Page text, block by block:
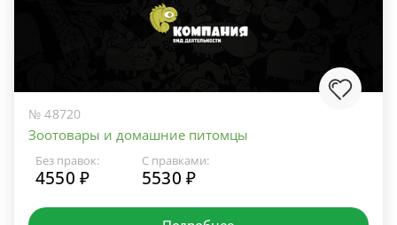
№ 48720
Зоотовары и домашние питомцы
Без правок:
4550 ₽
С правками:
5530 ₽